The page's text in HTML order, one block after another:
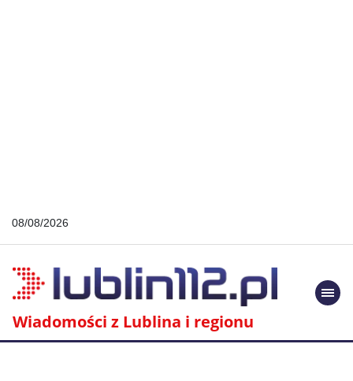
08/08/2026
Wiadomości z Lublina i regionu